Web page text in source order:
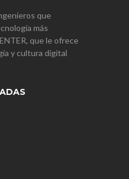
que
más
que le ofrece
y cultura digital